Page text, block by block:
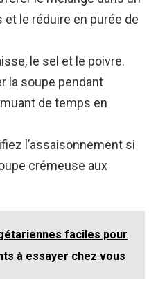
le réduire en purée de
le sel et le poivre.
la soupe pendant
de temps en
l’assaisonnement si
crémeuse aux
faciles pour
à essayer chez vous